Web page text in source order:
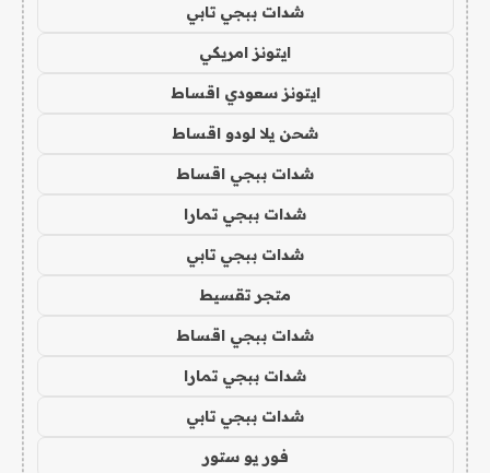
شدات ببجي تابي
ايتونز امريكي
ايتونز سعودي اقساط
شحن يلا لودو اقساط
شدات ببجي اقساط
شدات ببجي تمارا
شدات ببجي تابي
متجر تقسيط
شدات ببجي اقساط
شدات ببجي تمارا
شدات ببجي تابي
فور يو ستور